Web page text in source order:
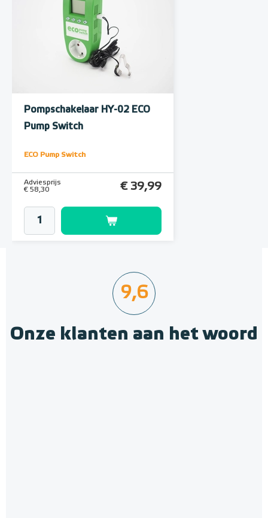
Pompschakelaar HY-02 ECO
Pump Switch
ECO Pump Switch
Adviesprijs
€ 58,30
€ 39,99
9,6
Onze klanten aan het woord